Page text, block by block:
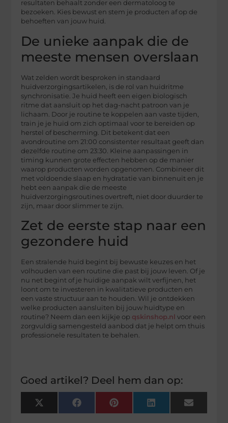
resultaten behaalt zonder een dermatoloog te
bezoeken. Kies bewust en stem je producten af op de
behoeften van jouw huid.
De unieke aanpak die de
meeste mensen overslaan
Wat zelden wordt besproken in standaard
huidverzorgingsartikelen, is de rol van huidritme
synchronisatie. Je huid heeft een eigen biologisch
ritme dat aansluit op het dag-nacht patroon van je
lichaam. Door je routine te koppelen aan vaste tijden,
train je je huid om zich optimaal voor te bereiden op
herstel of bescherming. Dit betekent dat een
avondroutine om 21:00 consistenter resultaat geeft dan
dezelfde routine om 23:30. Kleine aanpassingen in
timing kunnen grote effecten hebben op de manier
waarop producten worden opgenomen. Combineer dit
met voldoende slaap en hydratatie van binnenuit en je
hebt een aanpak die de meeste
huidverzorgingsroutines overtreft, niet door duurder te
zijn, maar door slimmer te zijn.
Zet de eerste stap naar een
gezondere huid
Een stralende huid begint bij bewuste keuzes en het
volhouden van een routine die past bij jouw leven. Of je
nu net begint of je huidige aanpak wilt verfijnen, het
loont om te investeren in kwalitatieve producten en
een vaste structuur aan te houden. Wil je ontdekken
welke producten aansluiten bij jouw huidtype en
routine? Neem dan een kijkje op qskinshop.nl voor een
zorgvuldig samengesteld aanbod dat je helpt om thuis
professionele resultaten te behalen.
Goed artikel? Deel hem dan op:
X
(Twitter)
FacebookPinterest LinkedIn Email